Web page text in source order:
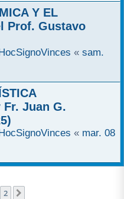
Y EL
Prof. Gustavo
« sam.
Fr. Juan G.
« mar. 08
2